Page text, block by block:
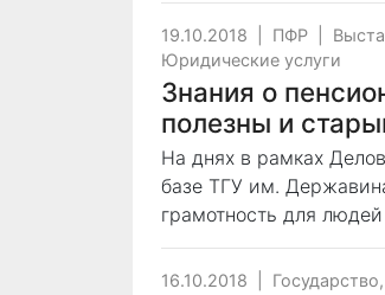
19.10.2018 ПФР
Юридические услуги
Знания о
полезны и
На днях в рамках
базе ТГУ им.
грамотность для
16.10.2018